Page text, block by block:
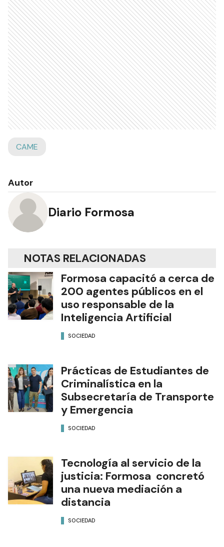
CAME
Autor
Diario Formosa
NOTAS RELACIONADAS
Formosa capacitó a cerca de
200 agentes públicos en el
uso responsable de la
Inteligencia Artificial
SOCIEDAD
Prácticas de Estudiantes de
Criminalística en la
Subsecretaría de Transporte
y Emergencia
SOCIEDAD
Tecnología al servicio de la
justicia: Formosa concretó
una nueva mediación a
distancia
SOCIEDAD